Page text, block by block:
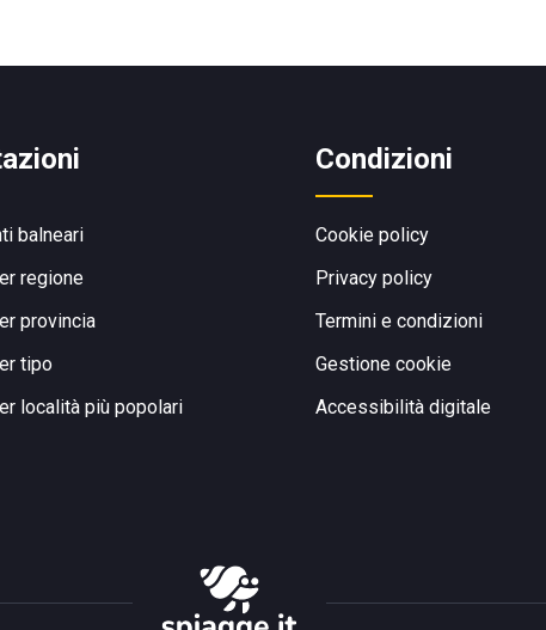
balneari
regione
provincia
tipo
località più popolari
Condizioni
Cookie policy
Privacy policy
Termini e condizioni
Gestione cookie
Accessibilità digitale